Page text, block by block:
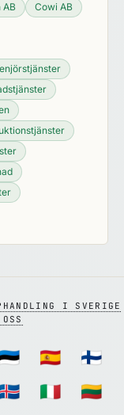
AB
Cowi AB
I SVERIGE
🇪🇪 🇪🇸
🇫🇮
🇮🇸 🇮🇹 🇱🇹